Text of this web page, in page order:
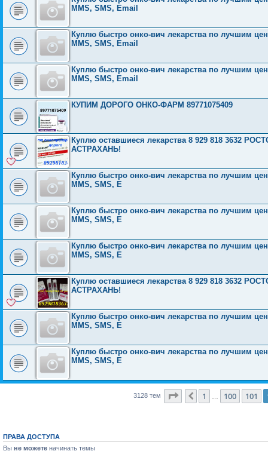
MMS, SMS, Email
Куплю быстро онко-вич лекарства по лучшим
MMS, SMS, Email
Куплю быстро онко-вич лекарства по лучшим
MMS, SMS, Email
КУПИМ ДОРОГО ОНКО-ФАРМ 89771075409
Куплю оставшиеся лекарства 8 929 818 3632
АСТРАХАНЬ!
Куплю быстро онко-вич лекарства по лучшим
MMS, SMS, E
Куплю быстро онко-вич лекарства по лучшим
MMS, SMS, E
Куплю быстро онко-вич лекарства по лучшим
MMS, SMS, E
Куплю оставшиеся лекарства 8 929 818 3632
АСТРАХАНЬ!
Куплю быстро онко-вич лекарства по лучшим
MMS, SMS, E
Куплю быстро онко-вич лекарства по лучшим
MMS, SMS, E
3128 тем Страница 102из 126
Пред.
1 100 101
ПРАВА ДОСТУПА
Вы не можете начинать темы